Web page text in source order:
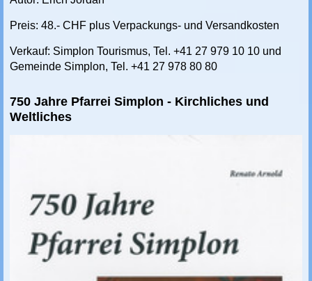
Preis: 48.- CHF plus Verpackungs- und Versandkosten
Verkauf: Simplon Tourismus, Tel. +41 27 979 10 10 und
Gemeinde Simplon, Tel. +41 27 978 80 80
750 Jahre Pfarrei Simplon - Kirchliches und
Weltliches